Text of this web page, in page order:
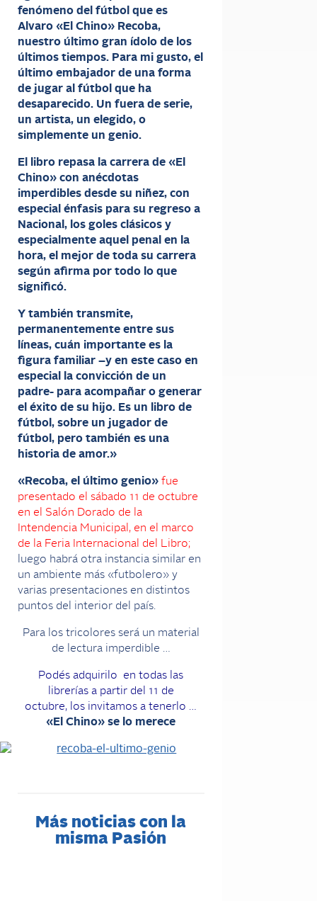
fenómeno del fútbol que es
Alvaro «El Chino» Recoba,
nuestro último gran ídolo de los
últimos tiempos. Para mi gusto, el
último embajador de una forma
de jugar al fútbol que ha
desaparecido. Un fuera de serie,
un artista, un elegido, o
simplemente un genio.
El libro repasa la carrera de «El
Chino» con anécdotas
imperdibles desde su niñez, con
especial énfasis para su regreso a
Nacional, los goles clásicos y
especialmente aquel penal en la
hora, el mejor de toda su carrera
según afirma por todo lo que
significó.
Y también transmite,
permanentemente entre sus
líneas, cuán importante es la
figura familiar –y en este caso en
especial la convicción de un
padre- para acompañar o generar
el éxito de su hijo. Es un libro de
fútbol, sobre un jugador de
fútbol, pero también es una
historia de amor.»
«Recoba, el último genio» fue
presentado el sábado 11 de octubre
en el Salón Dorado de la
Intendencia Municipal, en el marco
de la Feria Internacional del Libro;
luego habrá otra instancia similar en
un ambiente más «futbolero» y
varias presentaciones en distintos
puntos del interior del país.
Para los tricolores será un material
de lectura imperdible …
Podés adquirilo
en todas las
librerías a partir del 11 de
octubre, los invitamos a tenerlo …
«El Chino» se lo merece
Más noticias con la
misma Pasión